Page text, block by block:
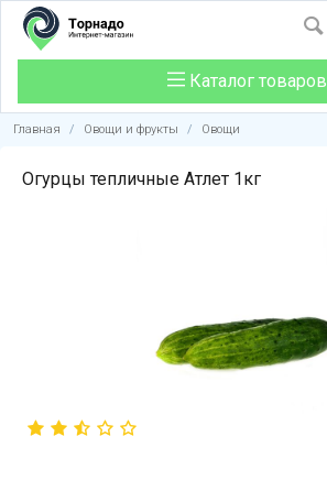
Каталог товаров
Главная / Овощи и фрукты / Овощи
Огурцы тепличные Атлет 1кг